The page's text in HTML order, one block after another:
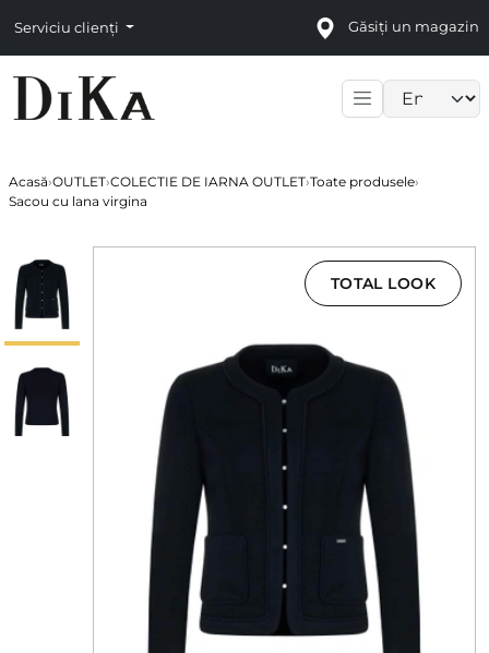
Serviciu clienți Găsiți un magazin
Acasă›OUTLET›COLECTIE DE IARNA OUTLET›Toate produsele›
Sacou cu lana virgina
TOTAL LOOK